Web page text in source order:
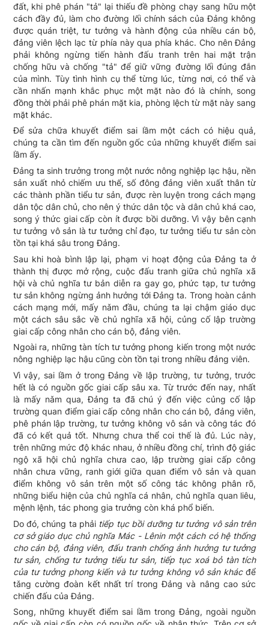
đất, khi phê phán "tả" lại thiếu đề phòng chạy sang hữu một
cách đầy đủ, làm cho đường lối chính sách của Đảng không
được quán triệt, tư tưởng và hành động của nhiều cán bộ,
đảng viên lệch lạc từ phía này qua phía khác. Cho nên Đảng
phải không ngừng tiến hành đấu tranh trên hai mặt trận
chống hữu và chống "tả" để giữ vững đường lối đúng đắn
của mình. Tùy tình hình cụ thể từng lúc, từng nơi, có thể và
cần nhấn mạnh khắc phục một mặt nào đó là chính, song
đồng thời phải phê phán mặt kia, phòng lệch từ mặt này sang
mặt khác.
Để sửa chữa khuyết điểm sai lầm một cách có hiệu quả,
chúng ta cần tìm đến nguồn gốc của những khuyết điểm sai
lầm ấy.
Đảng ta sinh trưởng trong một nước nông nghiệp lạc hậu, nền
sản xuất nhỏ chiếm ưu thế, số đông đảng viên xuất thân từ
các thành phần tiểu tư sản, được rèn luyện trong cách mạng
dân tộc dân chủ, cho nên ý thức dân tộc và dân chủ khá cao,
song ý thức giai cấp còn ít được bồi dưỡng. Vì vậy bên cạnh
tư tưởng vô sản là tư tưởng chỉ đạo, tư tưởng tiểu tư sản còn
tồn tại khá sâu trong Đảng.
Sau khi hoà bình lập lại, phạm vi hoạt động của Đảng ta ở
thành thị được mở rộng, cuộc đấu tranh giữa chủ nghĩa xã
hội và chủ nghĩa tư bản diễn ra gay go, phức tạp, tư tưởng
tư sản không ngừng ảnh hưởng tới Đảng ta. Trong hoàn cảnh
cách mạng mới, mấy nǎm đầu, chúng ta lại chậm giáo dục
một cách sâu sắc về chủ nghĩa xã hội, củng cố lập trường
giai cấp công nhân cho cán bộ, đảng viên.
Ngoài ra, những tàn tích tư tưởng phong kiến trong một nước
nông nghiệp lạc hậu cũng còn tồn tại trong nhiều đảng viên.
Vì vậy, sai lầm ở trong Đảng về lập trường, tư tưởng, trước
hết là có nguồn gốc giai cấp sâu xa. Từ trước đến nay, nhất
là mấy nǎm qua, Đảng ta đã chú ý đến việc củng cố lập
trường quan điểm giai cấp công nhân cho cán bộ, đảng viên,
phê phán lập trường, tư tưởng không vô sản và công tác đó
đã có kết quả tốt. Nhưng chưa thể coi thế là đủ. Lúc này,
trên những mức độ khác nhau, ở nhiều đồng chí, trình độ giác
ngộ xã hội chủ nghĩa chưa cao, lập trường giai cấp công
nhân chưa vững, ranh giới giữa quan điểm vô sản và quan
điểm không vô sản trên một số công tác không phân rõ,
những biểu hiện của chủ nghĩa cá nhân, chủ nghĩa quan liêu,
mệnh lệnh, tác phong gia trưởng còn khá phổ biến.
Do đó, chúng ta phải tiếp tục bồi dưỡng tư tưởng vô sản trên
cơ sở giáo dục chủ nghĩa Mác - Lênin một cách có hệ thống
cho cán bộ, đảng viên, đấu tranh chống ảnh hưởng tư tưởng
tư sản, chống tư tưởng tiểu tư sản, tiếp tục xoá bỏ tàn tích
của tư tưởng phong kiến và tư tưởng không vô sản khácđể
tǎng cường đoàn kết nhất trí trong Đảng và nâng cao sức
chiến đấu của Đảng.
Song, những khuyết điểm sai lầm trong Đảng, ngoài nguồn